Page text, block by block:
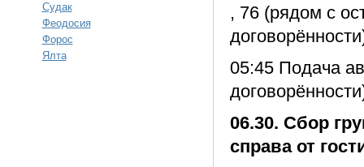
Судак
Феодосия
Форос
Ялта
, 76 (рядом с
05:45 Подача
06.30. Сбор
справа от